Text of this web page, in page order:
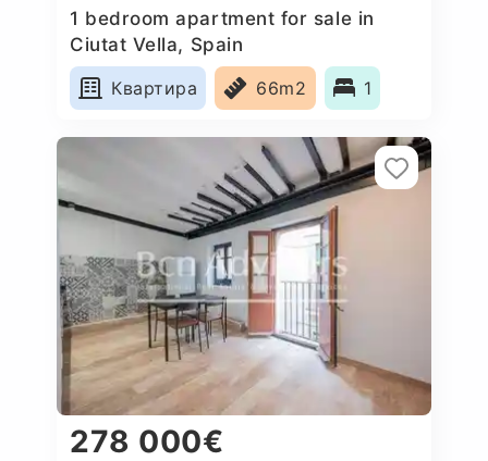
1 bedroom apartment for sale in
Ciutat Vella, Spain
Квартира
66m2 1
278 000€